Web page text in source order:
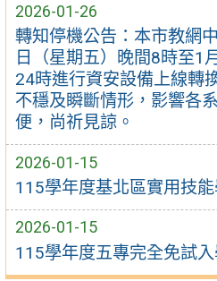
2026-01-26
轉知停機公告：本市教網
日（星期五）晚間8時至1
24時進行資安設備上線轉
不穩及瞬斷情形，影響各
便，尚祈見諒。
2026-01-15
115學年度基北區實用技
2026-01-15
115學年度五專完全免試